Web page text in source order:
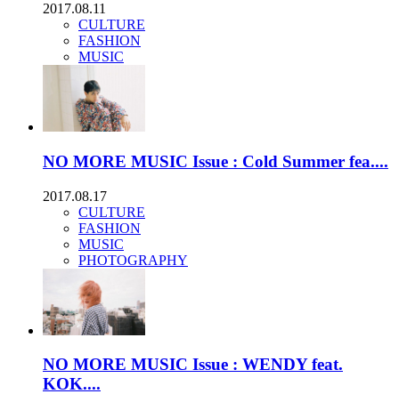
2017.08.11
CULTURE
FASHION
MUSIC
NO MORE MUSIC Issue : Cold Summer fea....
2017.08.17
CULTURE
FASHION
MUSIC
PHOTOGRAPHY
NO MORE MUSIC Issue : WENDY feat.
KOK....